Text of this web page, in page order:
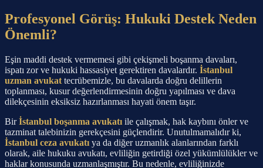
Profesyonel Görüş: Hukuki Destek Neden
Önemli?
Eşin maddi destek vermemesi gibi çekişmeli boşanma davaları,
ispatı zor ve hukuki hassasiyet gerektiren davalardır. İstanbul
uzman avukat tecrübemizle, bu davalarda doğru delillerin
toplanması, kusur değerlendirmesinin doğru yapılması ve dava
dilekçesinin eksiksiz hazırlanması hayati önem taşır.
Birİstanbul boşanma avukatı ile çalışmak, hak kaybını önler ve
tazminat talebinizin gerekçesini güçlendirir. Unutulmamalıdır ki,
İstanbul ceza avukatı ya da diğer uzmanlık alanlarından farklı
olarak, aile hukuku avukatı, evliliğin getirdiği özel yükümlülükler ve
haklar konusunda uzmanlaşmıştır. Bu nedenle, evliliğinizde